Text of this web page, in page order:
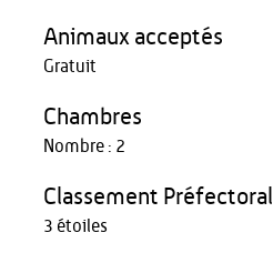
Animaux acceptés
Gratuit
Chambres
Nombre : 2
Classement Préfectoral
3 étoiles